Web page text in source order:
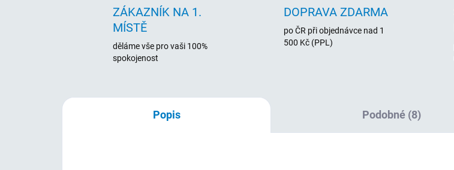
ZÁKAZNÍK NA 1.
MÍSTĚ
děláme vše pro vaši 100%
spokojenost
DOPRAVA ZDARMA
po ČR při objednávce nad 1
500 Kč (PPL)
Popis Podobné (8)